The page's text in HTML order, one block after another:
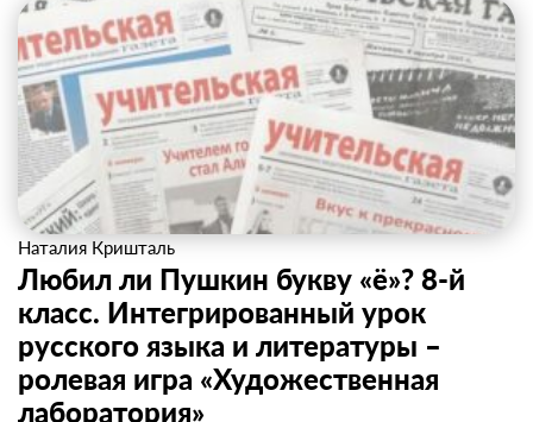
Наталия Кришталь
Любил ли Пушкин букву «ё»? 8-й
класс. Интегрированный урок
русского языка и литературы –
ролевая игра «Художественная
лаборатория»